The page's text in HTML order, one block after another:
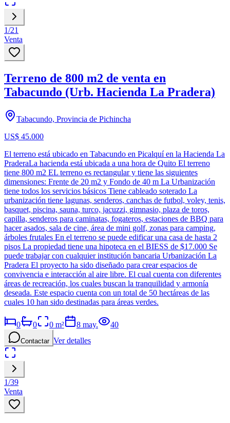
1/21
Venta
Terreno de 800 m2 de venta en
Tabacundo (Urb. Hacienda La Pradera)
Tabacundo, Provincia de Pichincha
US$ 45.000
El terreno está ubicado en Tabacundo en Picalquí en la Hacienda La
PraderaLa hacienda está ubicada a una hora de Quito El terreno
tiene 800 m2 EL terreno es rectangular y tiene las siguientes
dimensiones: Frente de 20 m2 y Fondo de 40 m La Urbanización
tiene todos los servicios básicos Tiene cableado soterado La
urbanización tiene lagunas, senderos, canchas de futbol, voley, tenis,
basquet, piscina, sauna, turco, jacuzzi, gimnasio, plaza de toros,
capilla, senderos para caminatas, fogateros, estaciones de BBQ para
hacer asados, sala de cine, área de mini golf, zonas para camping,
árboles frutales En el terreno se puede edificar una casa de hasta 2
pisos La propiedad tiene una hipoteca en el BIESS de $17.000 Se
puede trabajar con cualquier institución bancaria Urbanización La
Pradera El proyecto ha sido diseñado para crear espacios de
convivencia e interacción al aire libre. El cual cuenta con diferentes
áreas de recreación, los cuales buscan la tranquilidad y armonía
deseada. Este espacio cuenta con un total de 50 hectáreas de las
cuales 10 han sido destinadas para áreas verdes.
0 0 0 m² 8 may. 40
Contactar Ver detalles
1/39
Venta